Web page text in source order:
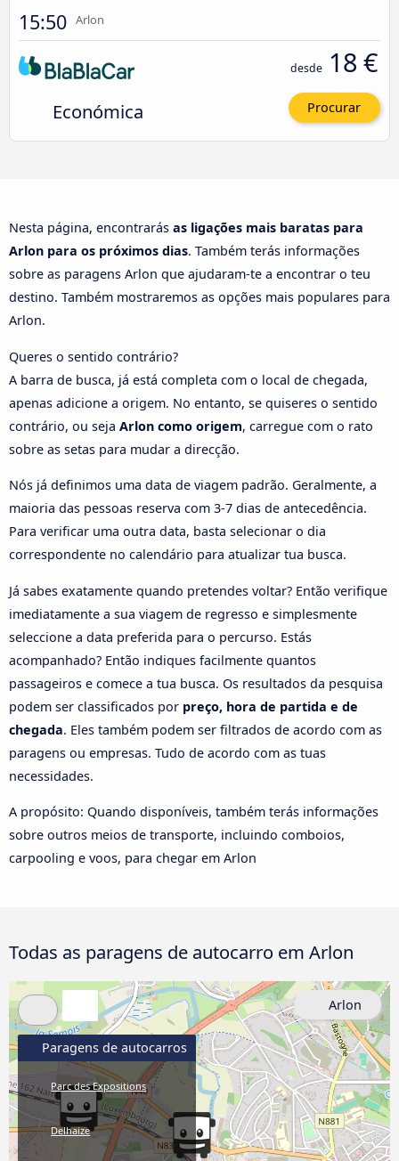
15:50 Arlon
Económica
desde 18 €
Procurar
Nesta página, encontrarás as ligações mais baratas para
Arlon para os próximos dias. Também terás informações
sobre as paragens Arlon que ajudaram-te a encontrar o teu
destino. Também mostraremos as opções mais populares para
Arlon.
Queres o sentido contrário?
A barra de busca, já está completa com o local de chegada,
apenas adicione a origem. No entanto, se quiseres o sentido
contrário, ou seja Arlon como origem, carregue com o rato
sobre as setas para mudar a direcção.
Nós já definimos uma data de viagem padrão. Geralmente, a
maioria das pessoas reserva com 3-7 dias de antecedência.
Para verificar uma outra data, basta selecionar o dia
correspondente no calendário para atualizar tua busca.
Já sabes exatamente quando pretendes voltar? Então verifique
imediatamente a sua viagem de regresso e simplesmente
seleccione a data preferida para o percurso. Estás
acompanhado? Então indiques facilmente quantos
passageiros e comece a tua busca. Os resultados da pesquisa
podem ser classificados por preço, hora de partida e de
chegada. Eles também podem ser filtrados de acordo com as
paragens ou empresas. Tudo de acordo com as tuas
necessidades.
A propósito: Quando disponíveis, também terás informações
sobre outros meios de transporte, incluindo comboios,
carpooling e voos, para chegar em Arlon
Todas as paragens de autocarro em Arlon
Paragens de autocarros
Parc des Expositions
Delhaize
Arlon